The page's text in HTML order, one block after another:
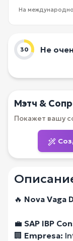
На
30 Не
Мэтч &
Покажет вашу
🔥 Nova Vaga
💼 SAP IBP
🏢 Empresa: